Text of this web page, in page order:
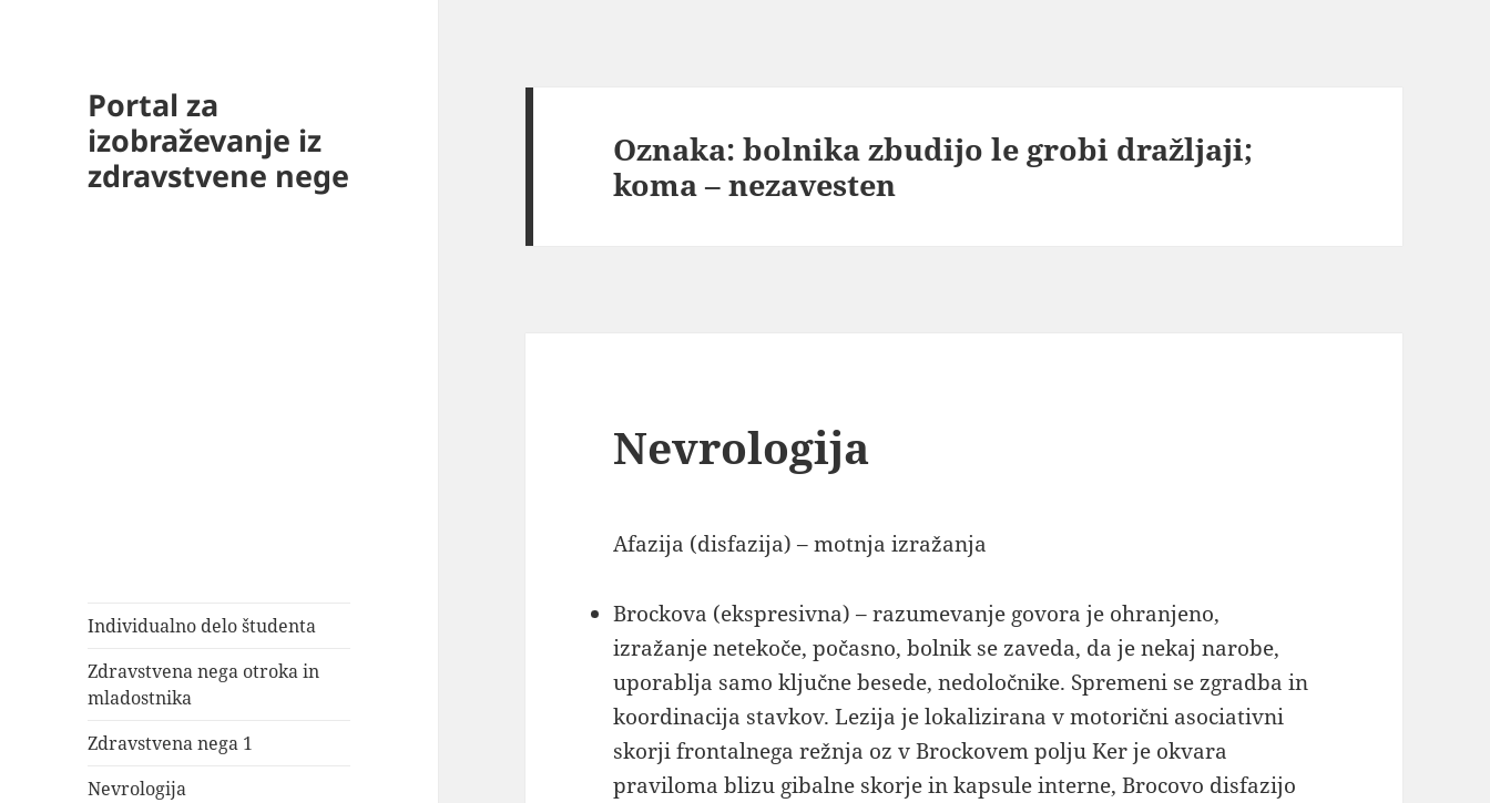
Portal za
izobraževanje iz
zdravstvene nege
Individualno delo študenta
Zdravstvena nega otroka in
mladostnika
Zdravstvena nega 1
Nevrologija
Oznaka:bolnika zbudijo le grobi dražljaji;
koma – nezavesten
Nevrologija
Afazija (disfazija) – motnja izražanja
Brockova (ekspresivna) – razumevanje govora je ohranjeno,
izražanje netekoče, počasno, bolnik se zaveda, da je nekaj narobe,
uporablja samo ključne besede, nedoločnike. Spremeni se zgradba in
koordinacija stavkov. Lezija je lokalizirana v motorični asociativni
skorji frontalnega režnja oz v Brockovem polju Ker je okvara
praviloma blizu gibalne skorje in kapsule interne, Brocovo disfazijo